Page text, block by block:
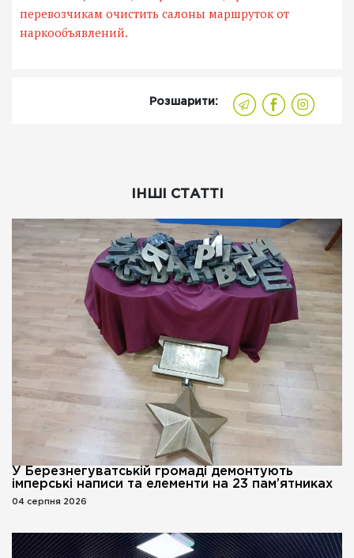
перевозчикам очистить салоны маршруток от
наркообъявлений.
Розшарити:
ІНШІ СТАТТІ
У Березнегуватській громаді демонтують
імперські написи та елементи на 23 пам’ятниках
04 серпня 2026